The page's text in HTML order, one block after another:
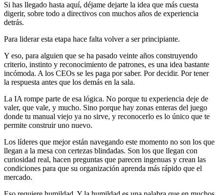
Si has llegado hasta aquí, déjame dejarte la idea que más cuesta
digerir, sobre todo a directivos con muchos años de experiencia
detrás.
Para liderar esta etapa hace falta volver a ser principiante.
Y eso, para alguien que se ha pasado veinte años construyendo
criterio, instinto y reconocimiento de patrones, es una idea bastante
incómoda. A los CEOs se les paga por saber. Por decidir. Por tener
la respuesta antes que los demás en la sala.
La IA rompe parte de esa lógica. No porque tu experiencia deje de
valer, que vale, y mucho. Sino porque hay zonas enteras del juego
donde tu manual viejo ya no sirve, y reconocerlo es lo único que te
permite construir uno nuevo.
Los líderes que mejor están navegando este momento no son los que
llegan a la mesa con certezas blindadas. Son los que llegan con
curiosidad real, hacen preguntas que parecen ingenuas y crean las
condiciones para que su organización aprenda más rápido que el
mercado.